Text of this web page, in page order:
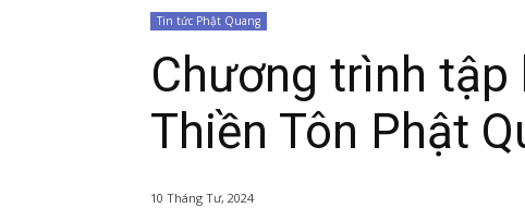
Tin tức Phật Quang
Chương trình
Thiền Tôn Phật
10 Tháng Tư, 2024